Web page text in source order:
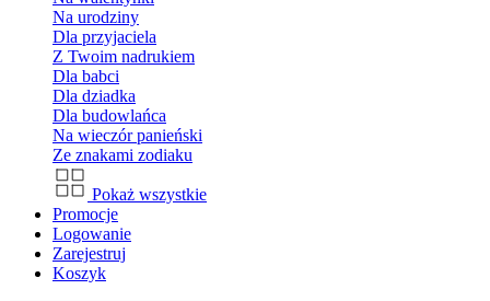
Na urodziny
Dla przyjaciela
Z Twoim nadrukiem
Dla babci
Dla dziadka
Dla budowlańca
Na wieczór panieński
Ze znakami zodiaku
Pokaż wszystkie
Promocje
Logowanie
Zarejestruj
Koszyk